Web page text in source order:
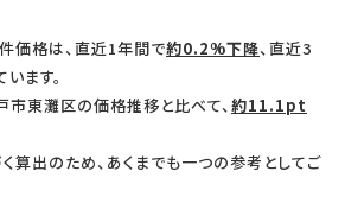
価格は、直近1年間で約0.2%下降、直近3
います。
東灘区の価格推移と比べて、約11.1pt
算出のため、あくまでも一つの参考としてご